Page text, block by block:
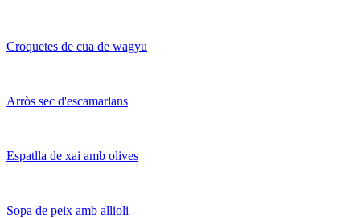
Croquetes de cua de wagyu
Arròs sec d'escamarlans
Espatlla de xai amb olives
Sopa de peix amb allioli